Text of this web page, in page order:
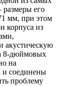
его
мм, при этом
корпуса из
акустическую
8-дюймовых
на
и соединены
проблему